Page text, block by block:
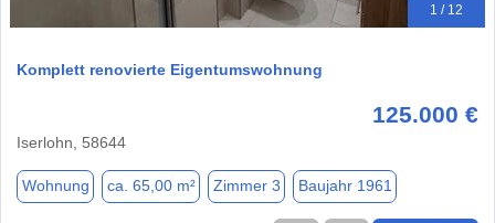
1 / 12
Komplett renovierte Eigentumswohnung
125.000 €
Iserlohn, 58644
Wohnung ca. 65,00 m² Zimmer 3 Baujahr 1961